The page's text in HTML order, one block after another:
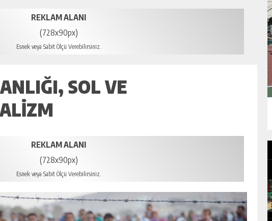
REKLAM ALANI
(728x90px)
Esnek veya Sabit Ölçü Verebilirsiniz.
SOL VE
REKLAM ALANI
(728x90px)
Esnek veya Sabit Ölçü Verebilirsiniz.